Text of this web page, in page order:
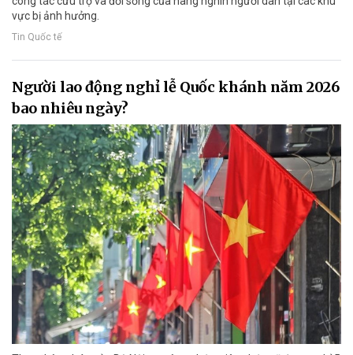
vực bị ảnh hưởng.
Tin Quốc tế
Người lao động nghỉ lễ Quốc khánh năm 2026
bao nhiêu ngày?